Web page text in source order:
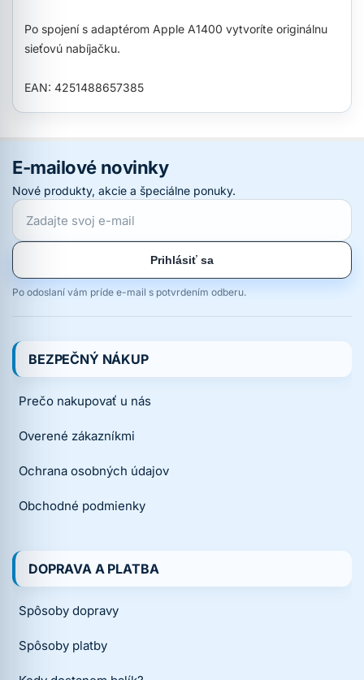
Po spojení s adaptérom Apple A1400 vytvoríte originálnu
sieťovú nabíjačku.
EAN: 4251488657385
E-mailové novinky
Nové produkty, akcie a špeciálne ponuky.
Prihlásiť sa
Po odoslaní vám príde e-mail s potvrdením odberu.
BEZPEČNÝ NÁKUP
Prečo nakupovať u nás
Overené zákazníkmi
Ochrana osobných údajov
Obchodné podmienky
DOPRAVA A PLATBA
Spôsoby dopravy
Spôsoby platby